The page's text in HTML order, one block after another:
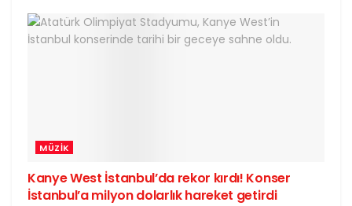
MÜZIK
Kanye West İstanbul’da rekor kırdı! Konser
İstanbul’a milyon dolarlık hareket getirdi